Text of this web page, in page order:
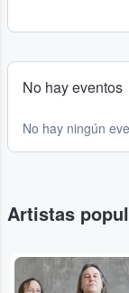
No hay eventos
No hay ningún
Artistas
...